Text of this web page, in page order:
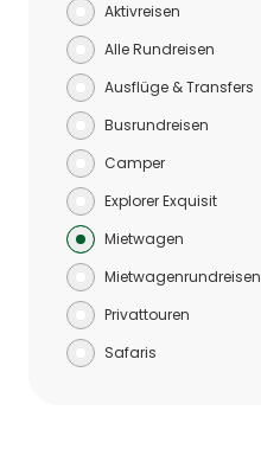
Aktivreisen
Alle Rundreisen
Ausflüge & Transfers
Busrundreisen
Camper
Explorer Exquisit
Mietwagen
Mietwagenrundreisen
Privattouren
Safaris